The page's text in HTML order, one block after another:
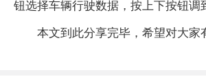
钮选择车辆行驶数据，按上下按钮调
本文到此分享完毕，希望对大家